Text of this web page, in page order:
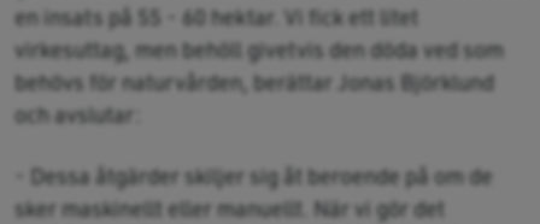
en insats på 55 - 60 hektar. Vi fick ett litet
virkesuttag, men behöll givetvis den döda ved som
behövs för naturvården, berättar Jonas Björklund
och avslutar:
- Dessa åtgärder skiljer sig åt beroende på om de
sker maskinellt eller manuellt. När vi gör det